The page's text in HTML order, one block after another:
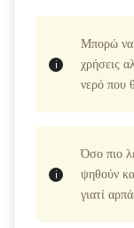
Μπορώ να
χρήσεις
νερό που
Όσο πιο
ψηθούν
γιατί